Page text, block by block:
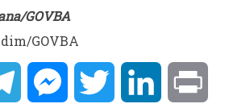
GOVBA
GOVBA
TelegramMessengerTwitter LinkedIn